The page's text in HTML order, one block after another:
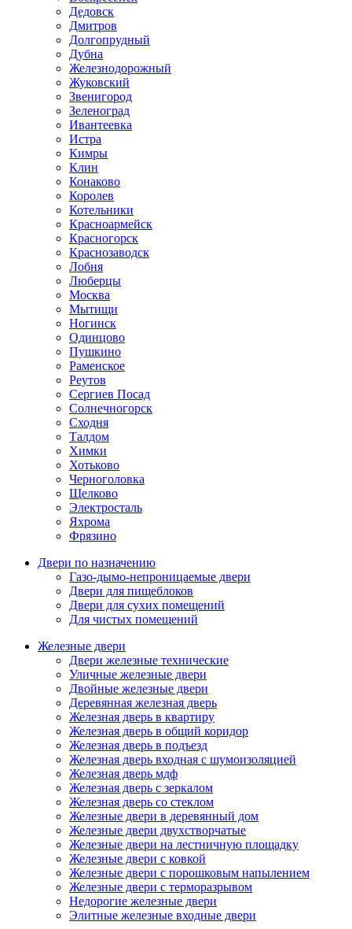
Дедовск
Дмитров
Долгопрудный
Дубна
Железнодорожный
Жуковский
Звенигород
Зеленоград
Ивантеевка
Истра
Кимры
Клин
Конаково
Королев
Котельники
Красноармейск
Красногорск
Краснозаводск
Лобня
Люберцы
Москва
Мытищи
Ногинск
Одинцово
Пушкино
Раменское
Реутов
Сергиев Посад
Солнечногорск
Сходня
Талдом
Химки
Хотьково
Черноголовка
Щелково
Электросталь
Яхрома
Фрязино
Двери по назначению
Газо-дымо-непроницаемые двери
Двери для пищеблоков
Двери для сухих помещений
Для чистых помещений
Железные двери
Двери железные технические
Уличные железные двери
Двойные железные двери
Деревянная железная дверь
Железная дверь в квартиру
Железная дверь в общий коридор
Железная дверь в подъезд
Железная дверь входная с шумоизоляцией
Железная дверь мдф
Железная дверь с зеркалом
Железная дверь со стеклом
Железные двери в деревянный дом
Железные двери двухстворчатые
Железные двери на лестничную площадку
Железные двери с ковкой
Железные двери с порошковым напылением
Железные двери с терморазрывом
Недорогие железные двери
Элитные железные входные двери